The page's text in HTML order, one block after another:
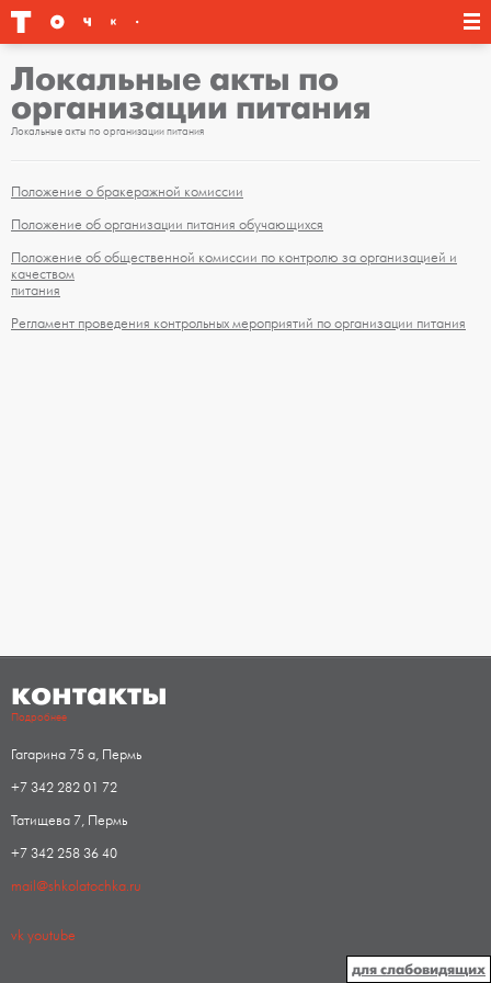
Локальные акты по
организации питания
Локальные акты по организации питания
Положение о бракеражной комиссии
Положение об организации питания обучающихся
Положение об общественной комиссии по контролю за организацией и
качеством
питания
Регламент проведения контрольных мероприятий по организации питания
контакты
Подробнее
Гагарина 75 а, Пермь
+7 342 282 01 72
Татищева 7, Пермь
+7 342 258 36 40
mail@shkolatochka.ru
vkyoutube
для слабовидящих